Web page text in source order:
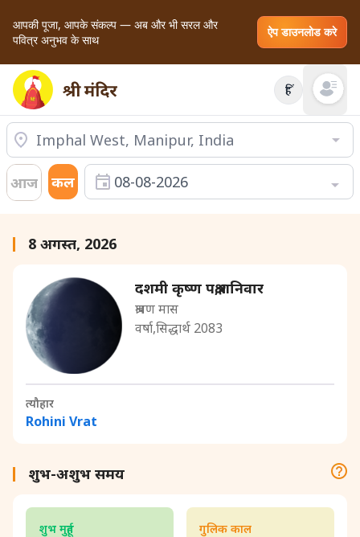
आपकी पूजा, आपके संकल्प — अब और भी सरल और
पवित्र अनुभव के साथ
ऐप डाउनलोड करे
हिं Open
आज कल 08-08-2026
8 अगस्त, 2026
दशमी कृष्ण पक्ष,शनिवार
श्रावण मास
वर्षा,सिद्धार्थ 2083
त्यौहार
Rohini Vrat
शुभ-अशुभ समय
शुभ मुहूर्त
गुलिक काल